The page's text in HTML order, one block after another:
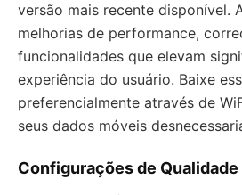
versão mais recente disponível.
melhorias de performance,
funcionalidades que elevam
experiência do usuário. Baixe
preferencialmente através de
seus dados móveis
Configurações de